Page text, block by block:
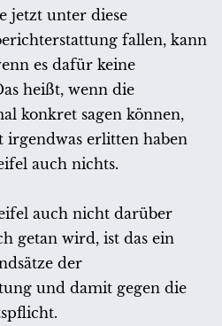
jetzt unter diese
fallen, kann
es dafür keine
heißt, wenn die
konkret sagen können,
irgendwas erlitten haben
auch nichts.
auch nicht darüber
getan wird, ist das ein
der
und damit gegen die